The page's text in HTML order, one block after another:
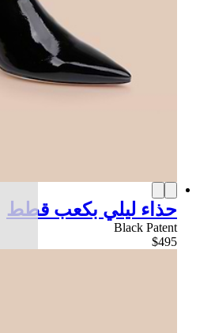
حذاء ليلي بكعب قطط
Black Patent
$495